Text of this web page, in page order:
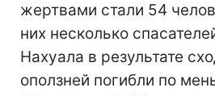
жертвами стали 54
них несколько
Нахуала в результате
оползней погибли по